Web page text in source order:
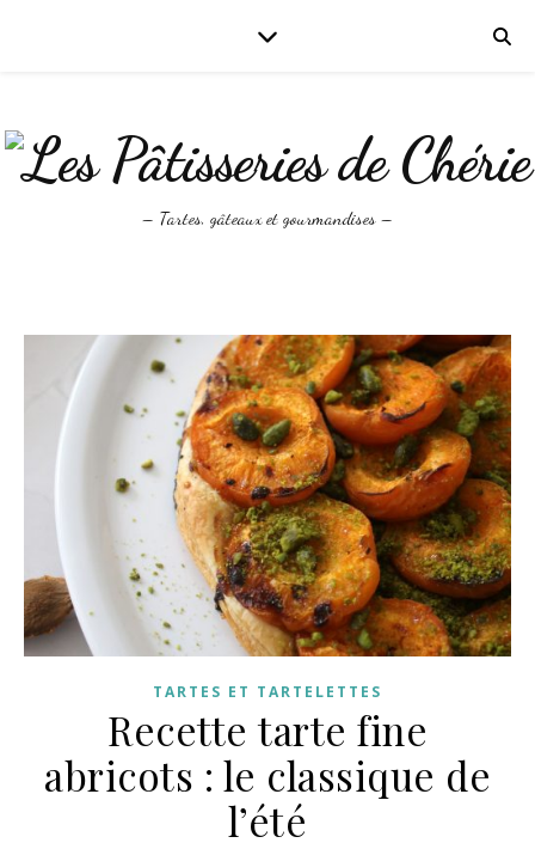
– Tartes, gâteaux et gourmandises –
TARTES ET TARTELETTES
Recette tarte fine
abricots : le classique de
l’été